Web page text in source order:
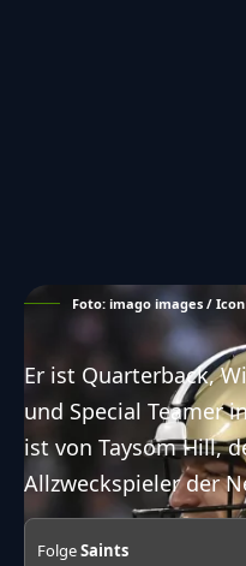
Foto: imago images / Icon
Er ist Quarterback,
und Special Teamer
ist von Taysom Hill,
Allzweckspieler der
FolgeSaints